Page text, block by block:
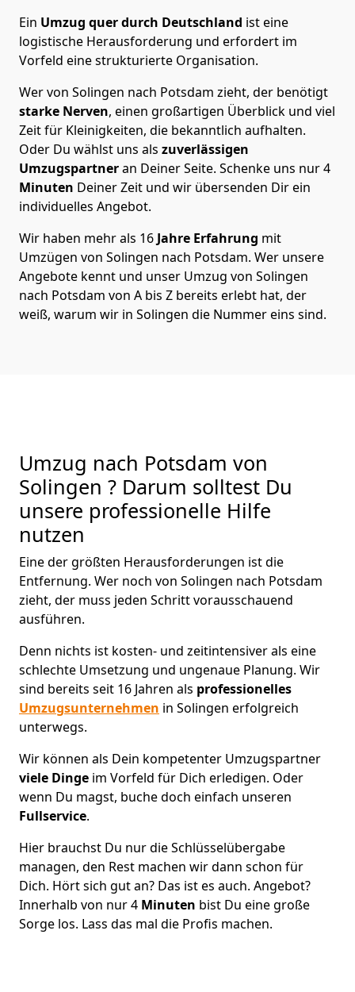
Ein Umzug quer durch Deutschland ist eine
logistische Herausforderung und erfordert im
Vorfeld eine strukturierte Organisation.
Wer von Solingen nach Potsdam zieht, der benötigt
starke Nerven, einen großartigen Überblick und viel
Zeit für Kleinigkeiten, die bekanntlich aufhalten.
Oder Du wählst uns als zuverlässigen
Umzugspartneran Deiner Seite. Schenke uns nur4
Minuten Deiner Zeit und wir übersenden Dir ein
individuelles Angebot.
Wir haben mehr als 16 Jahre Erfahrung mit
Umzügen von Solingen nach Potsdam. Wer unsere
Angebote kennt und unser Umzug von Solingen
nach Potsdam von A bis Z bereits erlebt hat, der
weiß, warum wir in Solingen die Nummer eins sind.
Umzug nach Potsdam von
Solingen ? Darum solltest Du
unsere professionelle Hilfe
nutzen
Eine der größten Herausforderungen ist die
Entfernung. Wer noch von Solingen nach Potsdam
zieht, der muss jeden Schritt vorausschauend
ausführen.
Denn nichts ist kosten- und zeitintensiver als eine
schlechte Umsetzung und ungenaue Planung. Wir
sind bereits seit 16 Jahren als professionelles
Umzugsunternehmen in Solingen erfolgreich
unterwegs.
Wir können als Dein kompetenter Umzugspartner
viele Dinge im Vorfeld für Dich erledigen. Oder
wenn Du magst, buche doch einfach unseren
Fullservice.
Hier brauchst Du nur die Schlüsselübergabe
managen, den Rest machen wir dann schon für
Dich. Hört sich gut an? Das ist es auch. Angebot?
Innerhalb von nur 4 Minuten bist Du eine große
Sorge los. Lass das mal die Profis machen.